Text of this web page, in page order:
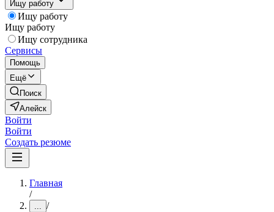
Ищу работу
Ищу работу
Ищу работу
Ищу сотрудника
Сервисы
Помощь
Ещё
Поиск
Алейск
Войти
Войти
Создать резюме
Главная
/
... /